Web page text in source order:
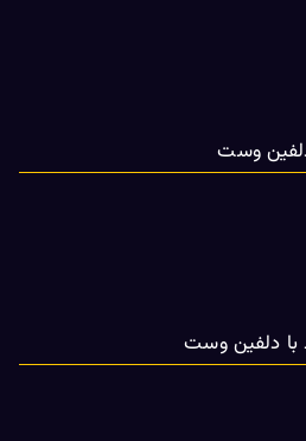
وست
با دلفین وست